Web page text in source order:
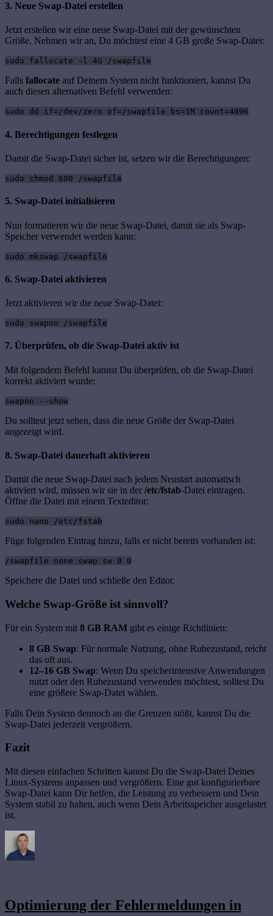
3. Neue Swap-Datei erstellen
Jetzt erstellen wir eine neue Swap-Datei mit der gewünschten
Größe. Nehmen wir an, Du möchtest eine 4 GB große Swap-Datei:
sudo fallocate -l 4G /swapfile
Falls fallocate auf Deinem System nicht funktioniert, kannst Du
auch diesen alternativen Befehl verwenden:
sudo dd if=/dev/zero of=/swapfile bs=1M count=4096
4. Berechtigungen festlegen
Damit die Swap-Datei sicher ist, setzen wir die Berechtigungen:
sudo chmod 600 /swapfile
5. Swap-Datei initialisieren
Nun formatieren wir die neue Swap-Datei, damit sie als Swap-
Speicher verwendet werden kann:
sudo mkswap /swapfile
6. Swap-Datei aktivieren
Jetzt aktivieren wir die neue Swap-Datei:
sudo swapon /swapfile
7. Überprüfen, ob die Swap-Datei aktiv ist
Mit folgendem Befehl kannst Du überprüfen, ob die Swap-Datei
korrekt aktiviert wurde:
swapon --show
Du solltest jetzt sehen, dass die neue Größe der Swap-Datei
angezeigt wird.
8. Swap-Datei dauerhaft aktivieren
Damit die neue Swap-Datei nach jedem Neustart automatisch
aktiviert wird, müssen wir sie in der /etc/fstab-Datei eintragen.
Öffne die Datei mit einem Texteditor:
sudo nano /etc/fstab
Füge folgenden Eintrag hinzu, falls er nicht bereits vorhanden ist:
/swapfile none swap sw 0 0
Speichere die Datei und schließe den Editor.
Welche Swap-Größe ist sinnvoll?
Für ein System mit 8 GB RAM gibt es einige Richtlinien:
8 GB Swap: Für normale Nutzung, ohne Ruhezustand, reicht
das oft aus.
12–16 GB Swap: Wenn Du speicherintensive Anwendungen
nutzt oder den Ruhezustand verwenden möchtest, solltest Du
eine größere Swap-Datei wählen.
Falls Dein System dennoch an die Grenzen stößt, kannst Du die
Swap-Datei jederzeit vergrößern.
Fazit
Mit diesen einfachen Schritten kannst Du die Swap-Datei Deines
Linux-Systems anpassen und vergrößern. Eine gut konfigurierbare
Swap-Datei kann Dir helfen, die Leistung zu verbessern und Dein
System stabil zu halten, auch wenn Dein Arbeitsspeicher ausgelastet
ist.
Optimierung der Fehlermeldungen in